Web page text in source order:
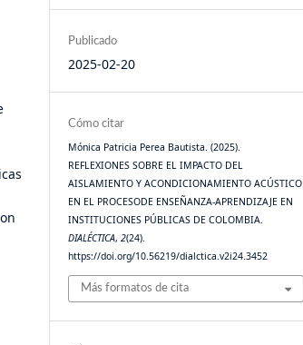
Publicado
2025-02-20
Cómo citar
Mónica Patricia Perea Bautista. (2025).
REFLEXIONES SOBRE EL IMPACTO DEL
AISLAMIENTO Y ACONDICIONAMIENTO ACÚSTICO
EN EL PROCESODE ENSEÑANZA-APRENDIZAJE EN
INSTITUCIONES PÚBLICAS DE COLOMBIA.
DIALÉCTICA,2(24).
https://doi.org/10.56219/dialctica.v2i24.3452
Más formatos de cita